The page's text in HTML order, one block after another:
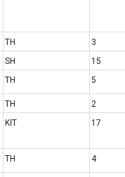
TH
3
SH
15
TH 5
TH
2
KİT 17
TH 4